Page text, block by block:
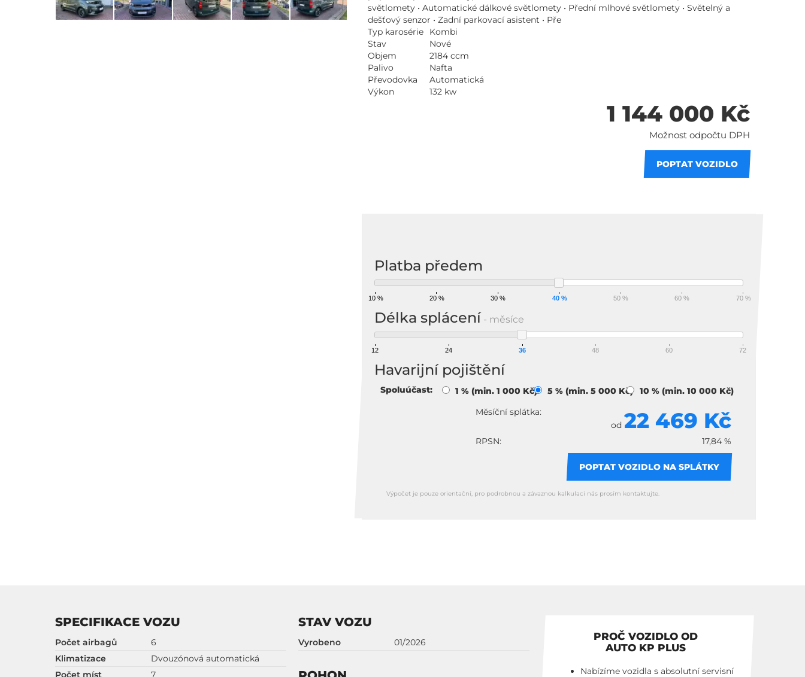
světlomety • Automatické dálkové světlomety • Přední mlhové světlomety • Světelný a
dešťový senzor • Zadní parkovací asistent • Pře
Typ karosérie
Kombi
Stav
Nové
Objem
2184 ccm
Palivo
Nafta
Převodovka
Automatická
Výkon
132 kw
1 144 000 Kč
Možnost odpočtu DPH
POPTAT VOZIDLO
Platba předem
10 % 20 % 30 % 40 % 50 % 60 % 70 %
Délka splácení - měsíce
12 24 36 48 60 72
Havarijní pojištění
Spoluúčast: 1 % (min. 1 000 Kč) 5 % (min. 5 000 Kč)
10 % (min. 10 000 Kč)
Měsíční splátka:
od 22 469 Kč
RPSN: 17,84 %
POPTAT VOZIDLO NA SPLÁTKY
Výpočet je pouze orientační, pro podrobnou a závaznou kalkulaci nás prosím kontaktujte.
SPECIFIKACE VOZU
Počet airbagů
6
Klimatizace
Dvouzónová automatická
Počet míst
7
STAV VOZU
Vyrobeno 01/2026
PROČ VOZIDLO OD
AUTO KP PLUS
Nabízíme vozidla s absolutní servisní